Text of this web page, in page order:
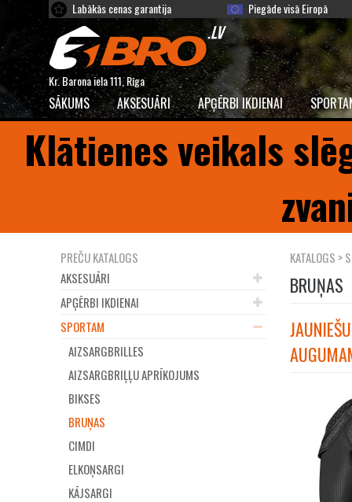
Labākās cenas garantija Piegāde visā Eiropā
Kr. Barona iela 111, Rīga
SĀKUMS AKSESUĀRI APĢĒRBI IKDIENAI
Klātienes veikals
PREČU KATALOGS
AKSESUĀRI
APĢĒRBI IKDIENAI
SPORTAM
AIZSARGBRILLES
AIZSARGBRIĻĻU APRĪKOJUMS
BIKSES
BRUŅAS
CIMDI
ELKOŅSARGI
KĀJSARGI
KATALOGS >
BRUŅAS